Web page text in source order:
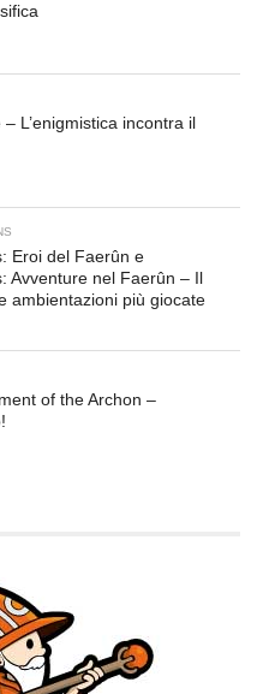
L’enigmistica incontra il
Eroi del Faerûn e
Avventure nel Faerûn – Il
ambientazioni più giocate
of the Archon –